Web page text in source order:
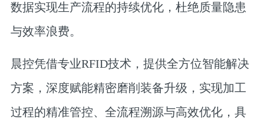
数据实现生产流程的持续优化，杜绝质量隐患
与效率浪费。
晨控凭借专业RFID技术，提供全方位智能解决
方案，深度赋能精密磨削装备升级，实现加工
过程的精准管控、全流程溯源与高效优化，具